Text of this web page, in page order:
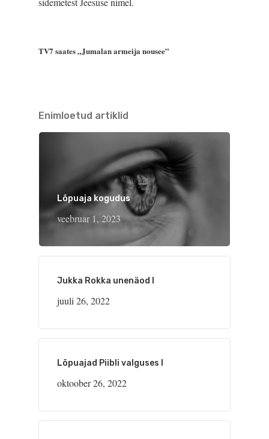
TV7 saates „Jumalan armeija nousee”
Enimloetud artiklid
Lõpuaja kogudus
veebruar 1, 2023
Jukka Rokka unenäod I
juuli 26, 2022
Lõpuajad Piibli valguses I
oktoober 26, 2022